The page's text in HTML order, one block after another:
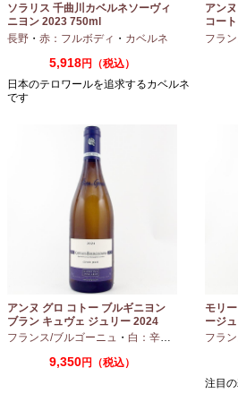
ソラリス 千曲川カベルネソーヴィ
ニヨン 2023 750ml
長野 ・ 赤：フルボディ ・ カベルネ
5,918円（税込）
日本のテロワールを追求するカベルネ
です
アン
コー
マリ
フラ
アンヌ グロ コトー ブルギニヨン
ブラン キュヴェ ジュリー 2024
フランス/ブルゴーニュ ・ 白：辛口 シャルドネ
9,350円（税込）
モリ
ージ
フラ
注目